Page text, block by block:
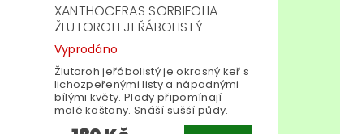
XANTHOCERAS SORBIFOLIA -
ŽLUTOROH JEŘÁBOLISTÝ
Vyprodáno
Žlutoroh jeřábolistý je okrasný keř s
lichozpeřenými listy a nápadnými
bílými květy. Plody připomínají
malé kaštany. Snáší sušší půdy.